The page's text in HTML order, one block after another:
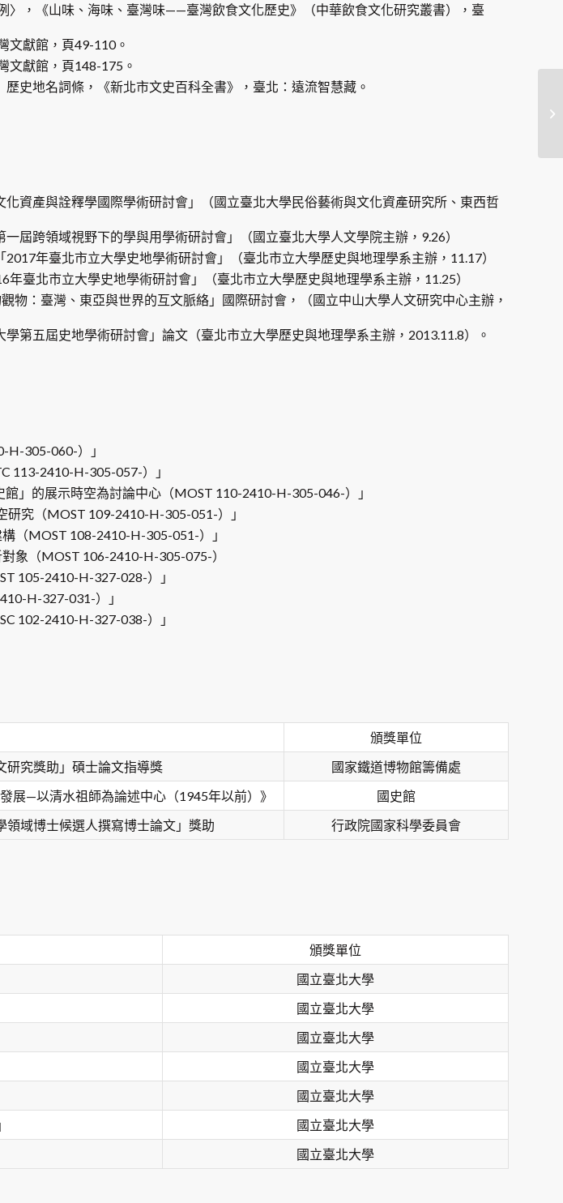
，《山味、海味、臺灣味——臺灣飲食文化歷史》（中華飲食文化研究叢書），臺
文獻館，頁49-110。
文獻館，頁148-175。
史地名詞條，《新北市文史百科全書》，臺北：遠流智慧藏。
資產與詮釋學國際學術研討會」（國立臺北大學民俗藝術與文化資產研究所、東西哲
屆跨領域視野下的學與用學術研討會」（國立臺北大學人文學院主辦，9.26）
年臺北市立大學史地學術研討會」（臺北市立大學歷史與地理學系主辦，11.17）
臺北市立大學史地學術研討會」（臺北市立大學歷史與地理學系主辦，11.25）
：臺灣、東亞與世界的互文脈絡」國際研討會，（國立中山大學人文研究中心主辦，
第五屆史地學術研討會」論文（臺北市立大學歷史與地理學系主辦，2013.11.8）。
H-305-060-）」
113-2410-H-305-057-）」
」的展示時空為討論中心（MOST 110-2410-H-305-046-）」
究（MOST 109-2410-H-305-051-）」
（MOST 108-2410-H-305-051-）」
象（MOST 106-2410-H-305-075-）
105-2410-H-327-028-）」
H-327-031-）」
102-2410-H-327-038-）」
頒獎單位
研究獎助」碩士論文指導獎
國家鐵道博物館籌備處
展—以清水祖師為論述中心（1945年以前）》
國史館
域博士候選人撰寫博士論文」獎助 行政院國家科學委員會
頒獎單位
國立臺北大學
國立臺北大學
國立臺北大學
國立臺北大學
國立臺北大學
國立臺北大學
國立臺北大學